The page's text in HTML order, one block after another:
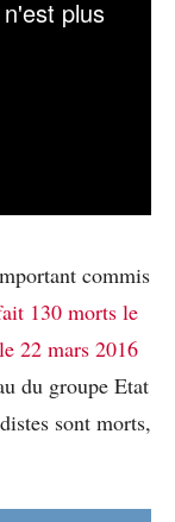
commis
130 morts le
22 mars 2016
du groupe Etat
sont morts,